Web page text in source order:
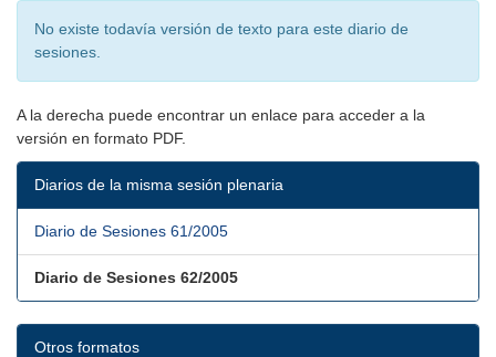
No existe todavía versión de texto para este diario de
sesiones.
A la derecha puede encontrar un enlace para acceder a la
versión en formato PDF.
Diarios de la misma sesión plenaria
Diario de Sesiones 61/2005
Diario de Sesiones 62/2005
Otros formatos